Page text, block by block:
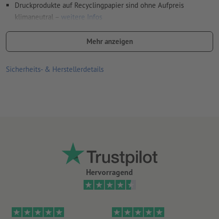
Druckprodukte auf Recyclingpapier sind ohne Aufpreis
klimaneutral – weitere Infos
Formatempfehlungen:
DIN lang, DIN A5 und Postkartenformat DIN A6 für Auslagen,
Neugier zu erwecken
je höher die Grammatur, desto höher ist die Festigkeit und die
Lichtdeckkraft des Papiers
Ihnen weiter
Mehr anzeigen
Sicherheits- & Herstellerdetails
Hervorragend